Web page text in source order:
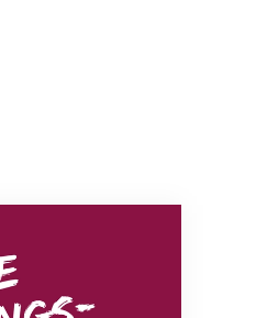
1. August 2026